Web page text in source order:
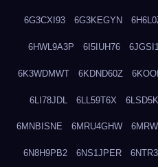
6G3CXI93 6G3KEGYN
6HWL9A3P 6I5IUH76
6K3WDMWT 6KDND60Z
6LI78JDL 6LL59T6X
6MNBISNE 6MRU4GHW
6N8H9PB2 6NS1JPER